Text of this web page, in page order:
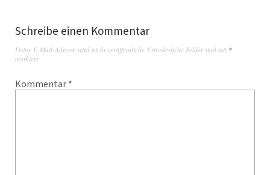
Schreibe einen Kommentar
Deine E-Mail-Adresse wird nicht veröffentlicht. Erforderliche Felder sind mit *
markiert
Kommentar *